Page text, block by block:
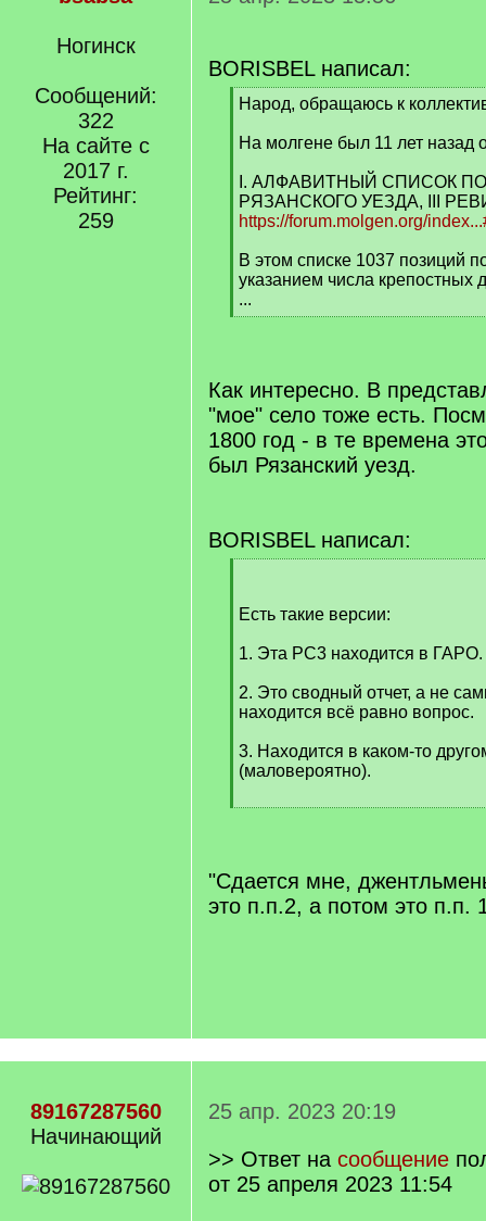
Ногинск
Сообщений:
322
На сайте с
2017 г.
Рейтинг:
259
BORISBEL написал:
[
]
Народ, обращаюсь к
На молгене был 11 лет назад
I. АЛФАВИТНЫЙ СПИСОК
РЯЗАНСКОГО УЕЗДА, III
https://forum.molgen.org/
В этом списке 1037 позиций
указанием числа крепостных
...
[
Как интересно. В
"мое" село тоже есть.
1800 год - в те времена
был Рязанский уезд.
BORISBEL написал:
]Есть такие версии:
1. Эта РС3 находится в ГАРО.
2. Это сводный отчет, а не
находится всё равно вопрос.
3. Находится в каком-то
(маловероятно).
[
"Сдается мне,
это п.п.2, а потом это п.п.
89167287560
Начинающий
25 апр. 2023 20:19
>> Ответ на сообщение
от 25 апреля 2023 11:54